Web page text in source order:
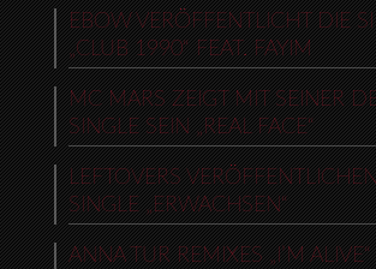
EBOW VERÖFFENTLICHT DIE
„CLUB 1990“ FEAT. FAYIM
MC MARS ZEIGT MIT SEINER
SINGLE SEIN „REAL FACE“
LEFTOVERS
SINGLE „ERWACHSEN“
ANNA TUR REMIXES „I’M